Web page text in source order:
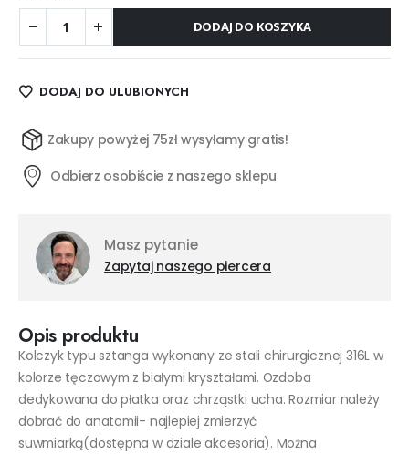
DODAJ DO KOSZYKA
DODAJ DO ULUBIONYCH
Zakupy powyżej 75zł wysyłamy gratis!
Odbierz osobiście z naszego sklepu
Masz pytanie
Zapytaj naszego piercera
Opis produktu
Kolczyk typu sztanga wykonany ze stali chirurgicznej 316L w
kolorze tęczowym z białymi kryształami. Ozdoba
dedykowana do płatka oraz chrząstki ucha. Rozmiar należy
dobrać do anatomii- najlepiej zmierzyć
suwmiarką(dostępna w dziale akcesoria). Można